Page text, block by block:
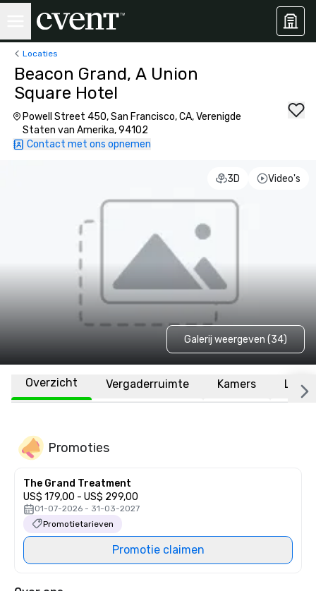
Locaties
Beacon Grand, A Union
Square Hotel
Powell Street 450, San Francisco, CA, Verenigde
Staten van Amerika, 94102
Contact met ons opnemen
3D Video's
Galerij weergeven (34)
Overzicht Vergaderruimte Kamers
Promoties
The Grand Treatment
US$ 179,00 - US$ 299,00
01-07-2026 - 31-03-2027
Promotietarieven
Promotie claimen